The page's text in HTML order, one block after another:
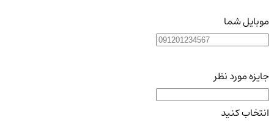
موبایل شما
جایزه مورد نظر
انتخاب کنید